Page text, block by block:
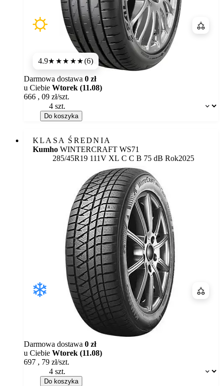
4.9★★★★★(6)
Dostępność:
Darmowa dostawa 0 zł
u Ciebie Wtorek (11.08)
666 , 09 zł/szt.
Do koszyka
KLASA ŚREDNIA
Kumho WINTERCRAFT WS71
285/45R19 111V XL Etykieta:
C C B 75 dB Rok2025
Dostępność:
Darmowa dostawa 0 zł
u Ciebie Wtorek (11.08)
697 , 79 zł/szt.
Do koszyka